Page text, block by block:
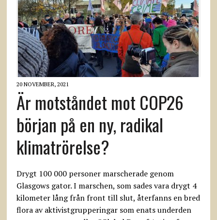
20 NOVEMBER, 2021
Är motståndet mot COP26
början på en ny, radikal
klimatrörelse?
Drygt 100 000 personer marscherade genom
Glasgows gator. I marschen, som sades vara drygt 4
kilometer lång från front till slut, återfanns en bred
flora av aktivistgrupperingar som enats underden